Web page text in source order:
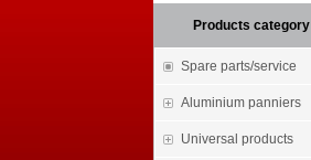
Products category
Spare parts/service
Aluminium panniers
Universal products